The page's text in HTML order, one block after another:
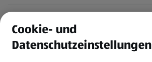
Newsletter
Cookie- und
Datenschutzeinstellungen